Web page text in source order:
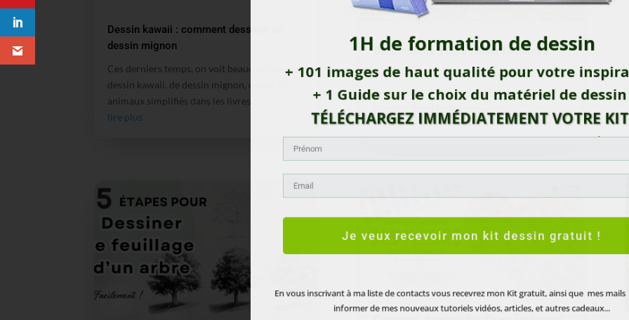
Dessin kawaii : comment dessiner un
dessin mignon
Ces derniers temps, on voit beaucoup de
dessin kawaii, de dessin mignon, de petits
animaux simplifiés dans les livres...
lire plus
Dessin facile à faire : Style Zentangle
Dans cette vidéo tutorielle de dessin facile, je
vous emmène avec moi dans un univers où le
lire plus
1H de formation de dessin
+ 101 images de haut qualité pour votre
+ 1 Guide sur le choix du matériel de
TÉLÉCHARGEZ IMMÉDIATEMENT VOTRE
Je veux recevoir mon kit dessin gratuit !
En vous inscrivant à ma liste de contacts vous recevrez mon Kit gratuit, ainsi que mes